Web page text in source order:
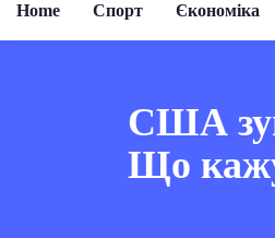
Home Спорт Єкономіка
США
Що